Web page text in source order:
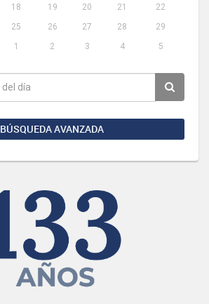
18 19 20 21
22
25 26 27 28
29
1 2 3 4 5
BÚSQUEDA AVANZADA